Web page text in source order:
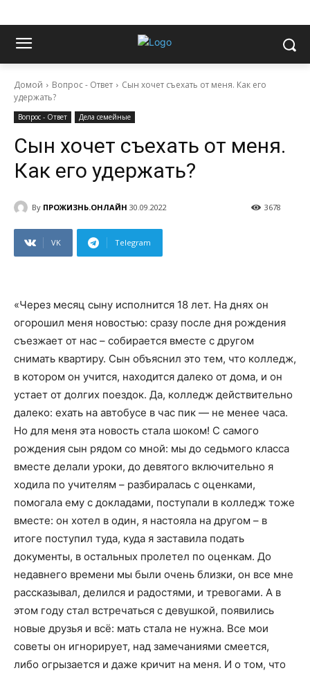
Домой Вопрос - Ответ
Сын хочет съехать от меня. Как его
удержать?
Вопрос - Ответ Дела семейные
Сын хочет съехать от меня.
Как его удержать?
By ПРОЖИЗНЬ.ОНЛАЙН 30.09.2022 3678
VK Telegram
«Через месяц сыну исполнится 18 лет. На днях он
огорошил меня новостью: сразу после дня рождения
съезжает от нас – собирается вместе с другом
снимать квартиру. Сын объяснил это тем, что колледж,
в котором он учится, находится далеко от дома, и он
устает от долгих поездок. Да, колледж действительно
далеко: ехать на автобусе в час пик — не менее часа.
Но для меня эта новость стала шоком! С самого
рождения сын рядом со мной: мы до седьмого класса
вместе делали уроки, до девятого включительно я
ходила по учителям – разбиралась с оценками,
помогала ему с докладами, поступали в колледж тоже
вместе: он хотел в один, я настояла на другом – в
итоге поступил туда, куда я заставила подать
документы, в остальных пролетел по оценкам. До
недавнего времени мы были очень близки, он все мне
рассказывал, делился и радостями, и тревогами. А в
этом году стал встречаться с девушкой, появились
новые друзья и всё: мать стала не нужна. Все мои
советы он игнорирует, над замечаниями смеется,
либо огрызается и даже кричит на меня. И о том, что